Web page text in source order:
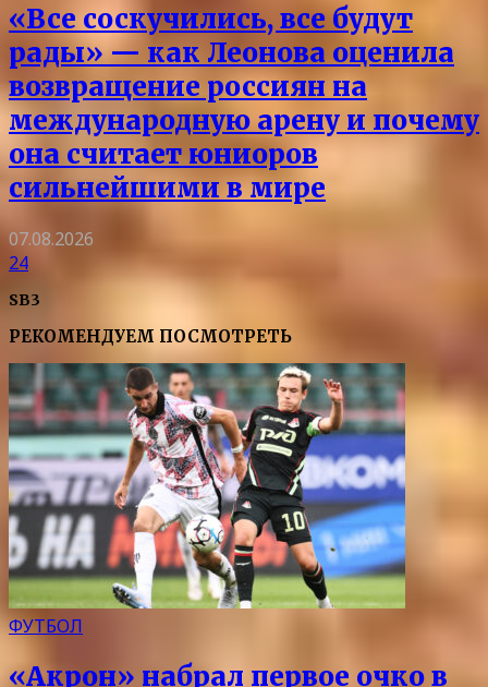
«Все соскучились, все будут
рады» — как Леонова оценила
возвращение россиян на
международную арену и почему
она считает юниоров
сильнейшими в мире
07.08.2026
24
SB3
РЕКОМЕНДУЕМ ПОСМОТРЕТЬ
ФУТБОЛ
«Акрон» набрал первое очко в